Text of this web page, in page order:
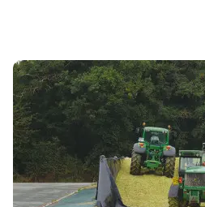
Conservation et
maïs - Sous la bâche, le
temps
Le maïs fourrage ensilé est
plusieurs mois après la...
29 DÉC. 2016